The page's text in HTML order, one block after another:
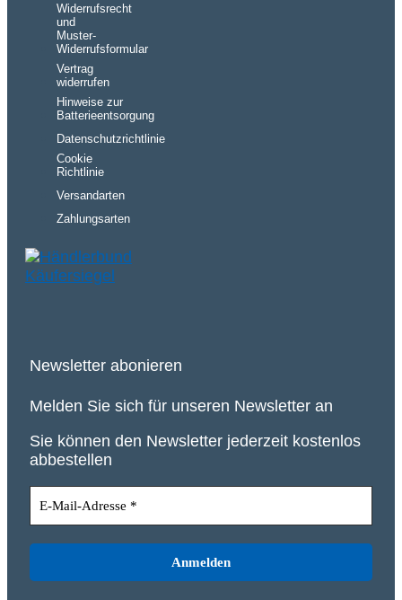
Widerrufsrecht
und
Muster-
Widerrufsformular
Vertrag
widerrufen
Hinweise zur
Batterieentsorgung
Datenschutzrichtlinie
Cookie
Richtlinie
Versandarten
Zahlungsarten
Newsletter abonieren
Melden Sie sich für unseren Newsletter an
Sie können den Newsletter jederzeit kostenlos
abbestellen